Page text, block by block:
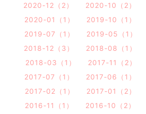
2020-12（2）
2020-10（2）
2020-01（1）
2019-10（1）
2019-07（1）
2019-05（1）
2018-12（3）
2018-08（1）
2018-03（1）
2017-11（2）
2017-07（1）
2017-06（1）
2017-02（1）
2017-01（2）
2016-11（1）
2016-10（2）